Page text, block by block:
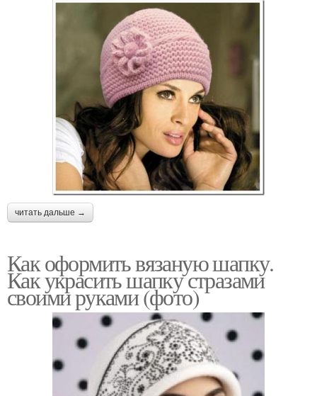
читать дальше →
Как оформить вязаную шапку.
Как украсить шапку стразами
своими руками (фото)